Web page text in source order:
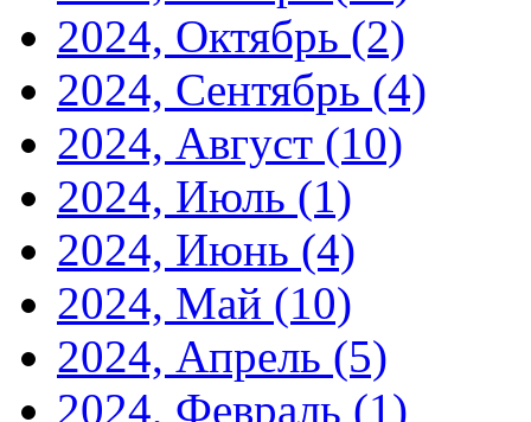
2024, Октябрь (2)
2024, Сентябрь (4)
2024, Август (10)
2024, Июль (1)
2024, Июнь (4)
2024, Май (10)
2024, Апрель (5)
2024, Февраль (1)